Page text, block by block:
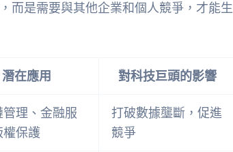
而是需要與其他企業和個人競爭，才能生
潛在應用 對科技巨頭的影響
管理、金融服
權保護
打破數據壟斷，促進
競爭